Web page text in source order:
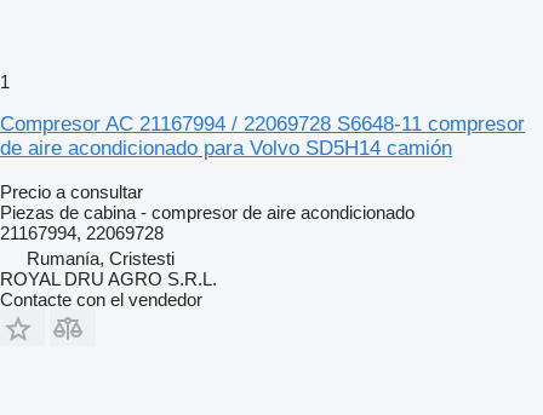
1
Compresor AC 21167994 / 22069728 S6648-11 compresor
de aire acondicionado para Volvo SD5H14 camión
Precio a consultar
Piezas de cabina - compresor de aire acondicionado
21167994, 22069728
Rumanía, Cristesti
ROYAL DRU AGRO S.R.L.
Contacte con el vendedor